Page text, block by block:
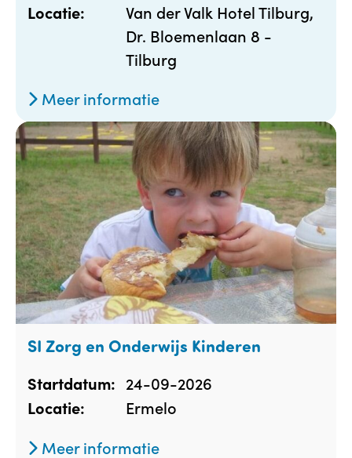
Locatie:
Van der Valk Hotel Tilburg,
Dr. Bloemenlaan 8 -
Tilburg
Meer informatie
SI Zorg en Onderwijs Kinderen
Startdatum: 24-09-2026
Locatie:
Ermelo
Meer informatie